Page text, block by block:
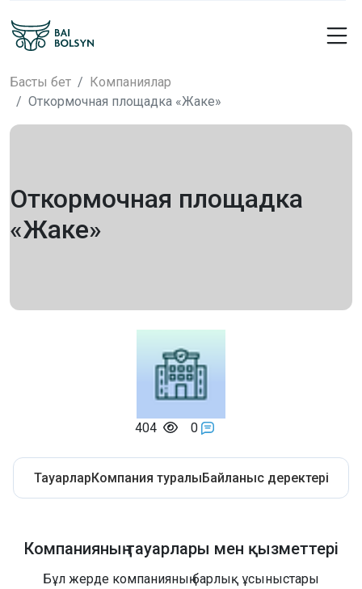
Басты бет
Компаниялар
Откормочная площадка «Жаке»
Откормочная площадка
«Жаке»
404 0
ТауарларКомпания туралыБайланыс деректері
Компанияның тауарлары мен қызметтері
Бұл жерде компанияның барлық ұсыныстары